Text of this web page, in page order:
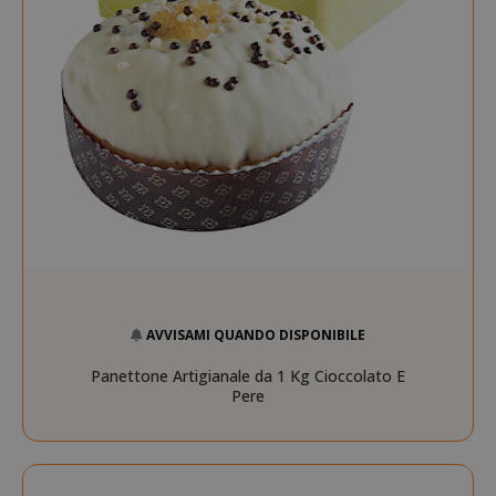
AVVISAMI QUANDO DISPONIBILE
Panettone Artigianale da 1 Kg Cioccolato E
Pere
CookieScriptConsent
_GRECAPTCHA Google